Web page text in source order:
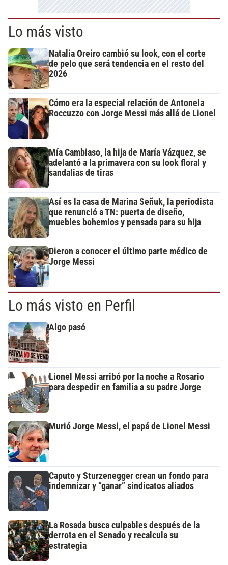
Lo más visto
Natalia Oreiro cambió su look, con el corte
de pelo que será tendencia en el resto del
2026
Cómo era la especial relación de Antonela
Roccuzzo con Jorge Messi más allá de Lionel
Mía Cambiaso, la hija de María Vázquez, se
adelantó a la primavera con su look floral y
sandalias de tiras
Así es la casa de Marina Señuk, la periodista
que renunció a TN: puerta de diseño,
muebles bohemios y pensada para su hija
Dieron a conocer el último parte médico de
Jorge Messi
Lo más visto en Perfil
Algo pasó
Lionel Messi arribó por la noche a Rosario
para despedir en familia a su padre Jorge
Murió Jorge Messi, el papá de Lionel Messi
Caputo y Sturzenegger crean un fondo para
indemnizar y “ganar” sindicatos aliados
La Rosada busca culpables después de la
derrota en el Senado y recalcula su
estrategia